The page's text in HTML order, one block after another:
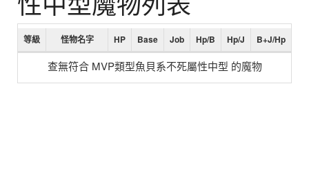
等級 怪物名字 HP Base Job Hp/B Hp/J B+J/Hp
查無符合 MVP類型魚貝系不死屬性中型 的魔物